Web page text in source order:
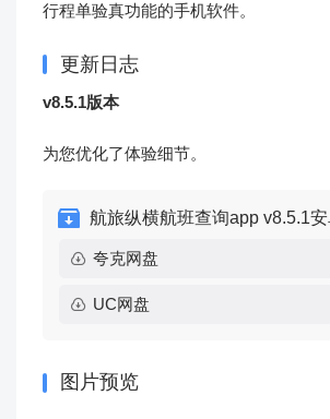
行程单验真功能的手机软件。
更新日志
v8.5.1版本
为您优化了体验细节。
航旅纵横航班查询app v8.5.1安
夸克网盘
UC网盘
图片预览